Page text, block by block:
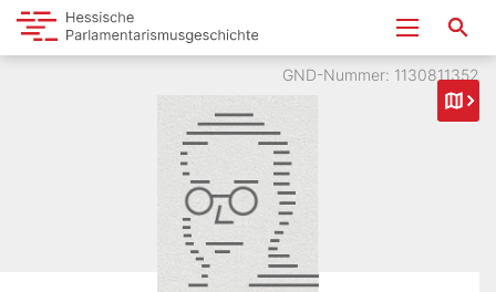
GND-Nummer: 1130811352